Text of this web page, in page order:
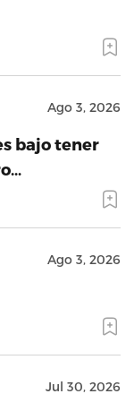
Ago 3, 2026
bajo tener
Ago 3, 2026
Jul 30, 2026